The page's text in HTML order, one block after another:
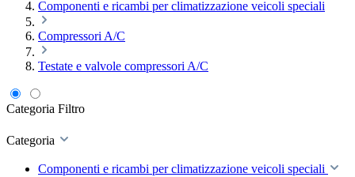
Componenti e ricambi per climatizzazione veicoli speciali
Compressori A/C
Testate e valvole compressori A/C
Categoria Filtro
Categoria
Componenti e ricambi per climatizzazione veicoli speciali